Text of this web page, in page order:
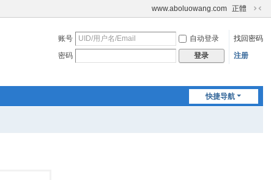
www.aboluowang.com 正體
切
到
账号 自动登录
找回密码
密码
登录 注册
快捷导航